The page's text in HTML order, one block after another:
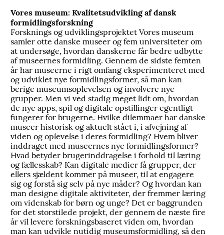
Vores museum: Kvalitetsudvikling af dansk
formidlingsforskning
Forsknings og udviklingsprojektet Vores museum
samler otte danske museer og fem universiteter om
at undersøge, hvordan danskerne får bedre udbytte
af museernes formidling. Gennem de sidste femten
år har museerne i rigt omfang eksperimenteret med
og udviklet nye formidlingsformer, så man kan
berige museumsoplevelsen og involvere nye
grupper. Men vi ved stadig meget lidt om, hvordan
de nye apps, spil og digitale opstillinger egentligt
fungerer for brugerne. Hvilke dilemmaer har danske
museer historisk og aktuelt stået i, i afvejning af
viden og oplevelse i deres formidling? Hvem bliver
inddraget med museernes nye formidlingsformer?
Hvad betyder brugerinddragelse i forhold til læring
og fællesskab? Kan digitale medier få grupper, der
ellers sjældent kommer på museer, til at engagere
sig og forstå sig selv på nye måder? Og hvordan kan
man designe digitale aktiviteter, der fremmer læring
om videnskab for børn og unge? Det er baggrunden
for det storstilede projekt, der gennem de næste fire
år vil levere forskningsbaseret viden om, hvordan
man kan udvikle nutidig museumsformidling, så den